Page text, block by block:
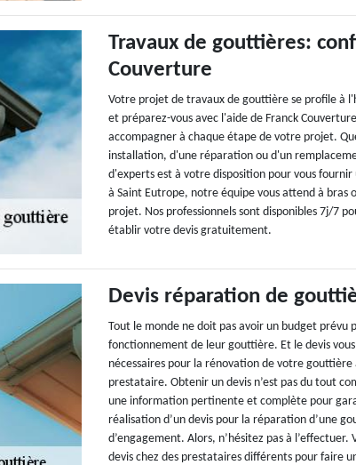
Travaux de gouttières:
Couverture
Votre projet de travaux de gouttière se profile à
et préparez-vous avec l'aide de Franck
accompagner à chaque étape de votre projet.
installation, d'une réparation ou d'un
d'experts est à votre disposition pour vous fournir
à Saint Eutrope, notre équipe vous attend à bras
projet. Nos professionnels sont disponibles 7j/7
établir votre devis gratuitement.
Devis réparation de
Tout le monde ne doit pas avoir un budget prévu
fonctionnement de leur gouttière. Et le devis
nécessaires pour la rénovation de votre
prestataire. Obtenir un devis n’est pas du tout
une information pertinente et complète pour
réalisation d’un devis pour la réparation d’une
d’engagement. Alors, n’hésitez pas à l’effectuer.
devis chez des prestataires différents pour faire